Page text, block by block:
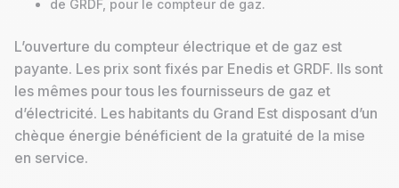
de GRDF, pour le compteur de gaz.
L’ouverture du compteur électrique et de gaz est
payante. Les prix sont fixés par Enedis et GRDF. Ils sont
les mêmes pour tous les fournisseurs de gaz et
d’électricité. Les habitants du Grand Est disposant d’un
chèque énergie bénéficient de la gratuité de la mise
en service.